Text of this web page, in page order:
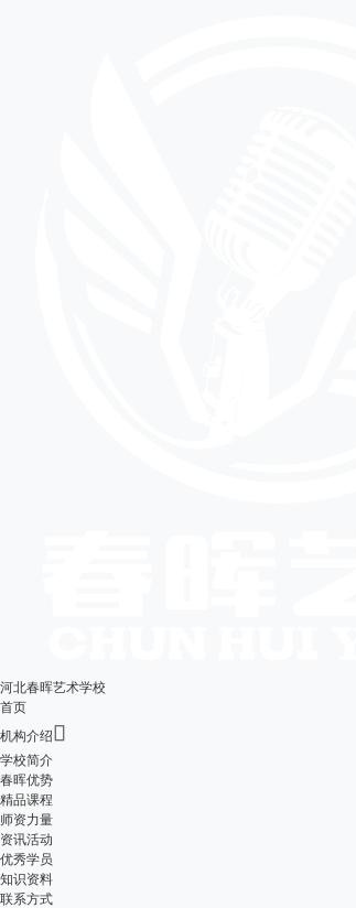
河北春晖艺术学校
首页
机构介绍
学校简介
春晖优势
精品课程
师资力量
资讯活动
优秀学员
知识资料
联系方式